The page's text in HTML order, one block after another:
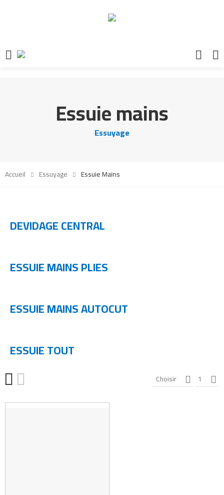
Essuie mains
Essuyage
Accueil Essuyage Essuie Mains
DEVIDAGE CENTRAL
ESSUIE MAINS PLIES
ESSUIE MAINS AUTOCUT
ESSUIE TOUT
Choisir 1